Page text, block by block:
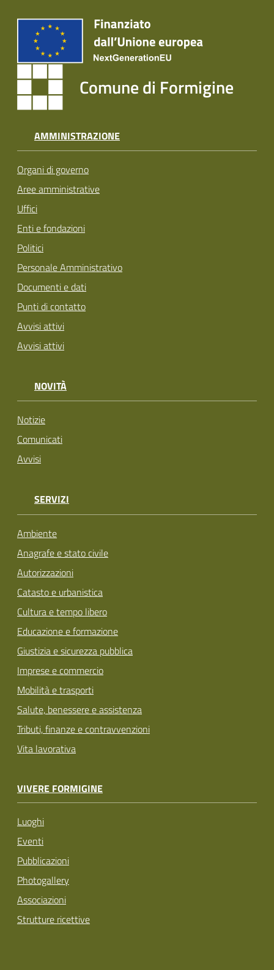
Comune di Formigine
AMMINISTRAZIONE
Organi di governo
Aree amministrative
Uffici
Enti e fondazioni
Politici
Personale Amministrativo
Documenti e dati
Punti di contatto
Avvisi attivi
Avvisi attivi
NOVITÀ
Notizie
Comunicati
Avvisi
SERVIZI
Ambiente
Anagrafe e stato civile
Autorizzazioni
Catasto e urbanistica
Cultura e tempo libero
Educazione e formazione
Giustizia e sicurezza pubblica
Imprese e commercio
Mobilità e trasporti
Salute, benessere e assistenza
Tributi, finanze e contravvenzioni
Vita lavorativa
VIVERE FORMIGINE
Luoghi
Eventi
Pubblicazioni
Photogallery
Associazioni
Strutture ricettive